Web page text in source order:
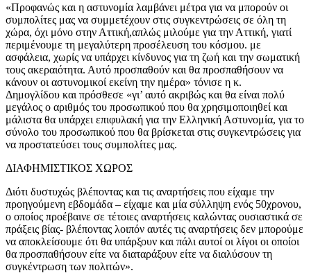
«Προφανώς και η αστυνομία λαμβάνει μέτρα για να μπορούν οι
συμπολίτες μας να συμμετέχουν στις συγκεντρώσεις σε όλη τη
χώρα, όχι μόνο στην Αττική,απλώς μιλούμε για την Αττική, γιατί
περιμένουμε τη μεγαλύτερη προσέλευση του κόσμου. με
ασφάλεια, χωρίς να υπάρχει κίνδυνος για τη ζωή και την σωματική
τους ακεραιότητα. Αυτό προσπαθούν και θα προσπαθήσουν να
κάνουν οι αστυνομικοί εκείνη την ημέρα» τόνισε η κ.
Δημογλίδου και πρόσθεσε «γι’ αυτό ακριβώς και θα είναι πολύ
μεγάλος ο αριθμός του προσωπικού που θα χρησιμοποιηθεί και
μάλιστα θα υπάρχει επιφυλακή για την Ελληνική Αστυνομία, για το
σύνολο του προσωπικού που θα βρίσκεται στις συγκεντρώσεις για
να προστατεύσει τους συμπολίτες μας.
ΔΙΑΦΗΜΙΣΤΙΚΟΣ ΧΩΡΟΣ
Διότι δυστυχώς βλέποντας και τις αναρτήσεις που είχαμε την
προηγούμενη εβδομάδα – είχαμε και μία σύλληψη ενός 50χρονου,
ο οποίος προέβαινε σε τέτοιες αναρτήσεις καλώντας ουσιαστικά σε
πράξεις βίας- βλέποντας λοιπόν αυτές τις αναρτήσεις δεν μπορούμε
να αποκλείσουμε ότι θα υπάρξουν και πάλι αυτοί οι λίγοι οι οποίοι
θα προσπαθήσουν είτε να διαταράξουν είτε να διαλύσουν τη
συγκέντρωση των πολιτών».